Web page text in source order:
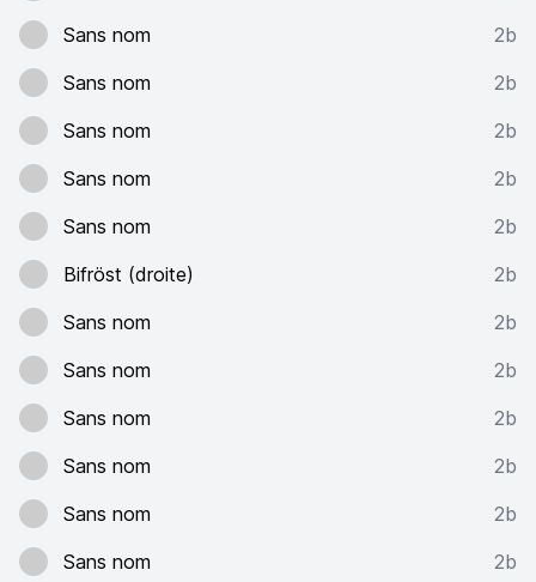
Sans nom
2b
Sans nom
2b
Sans nom
2b
Sans nom
2b
Sans nom
2b
Bifröst (droite)
2b
Sans nom
2b
Sans nom
2b
Sans nom
2b
Sans nom
2b
Sans nom
2b
Sans nom
2b